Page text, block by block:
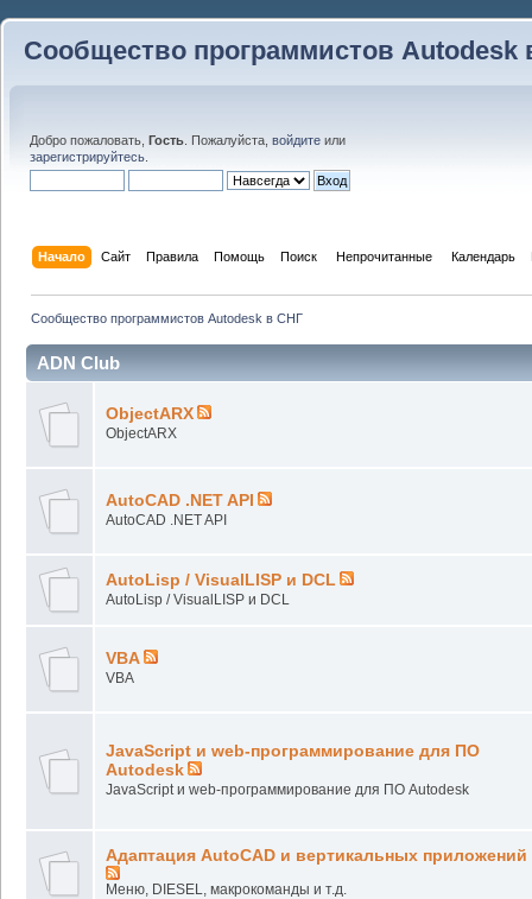
Сообщество программистов Autodesk
Добро пожаловать, Гость . Пожалуйста, войдите или
зарегистрируйтесь
Начало Сайт Правила Помощь Поиск Непрочитанные Календарь
Сообщество программистов Autodesk в СНГ
ADN Club
ObjectARX
ObjectARX
AutoCAD .NET API
AutoCAD .NET API
AutoLisp / VisualLISP и DCL
AutoLisp / VisualLISP и DCL
VBA
VBA
JavaScript и web-программирование для ПО
Autodesk
JavaScript и web-программирование для ПО Autodesk
Адаптация AutoCAD и вертикальных приложений
Меню, DIESEL, макрокоманды и т.д.